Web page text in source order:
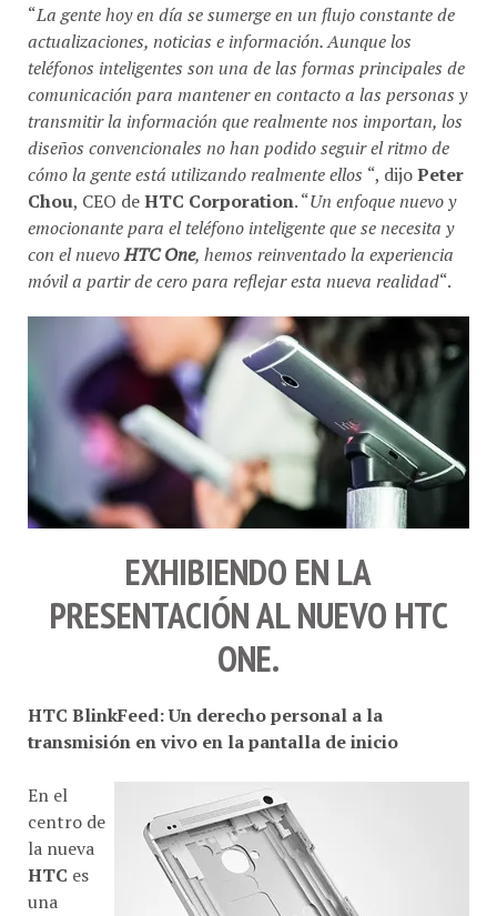
“La gente hoy en día se sumerge en un flujo constante de
actualizaciones, noticias e información. Aunque los
teléfonos inteligentes son una de las formas principales de
comunicación para mantener en contacto a las personas y
transmitir la información que realmente nos importan, los
diseños convencionales no han podido seguir el ritmo de
cómo la gente está utilizando realmente ellos “, dijoPeter
Chou, CEO deHTC Corporation. “Un enfoque nuevo y
emocionante para el teléfono inteligente que se necesita y
con el nuevoHTC One, hemos reinventado la experiencia
móvil a partir de cero para reflejar esta nueva realidad“.
EXHIBIENDO EN LA
PRESENTACIÓN AL NUEVO HTC
ONE.
HTC BlinkFeed: Un derecho personal a la
transmisión en vivo en la pantalla de inicio
En el
centro de
la nueva
HTC es
una